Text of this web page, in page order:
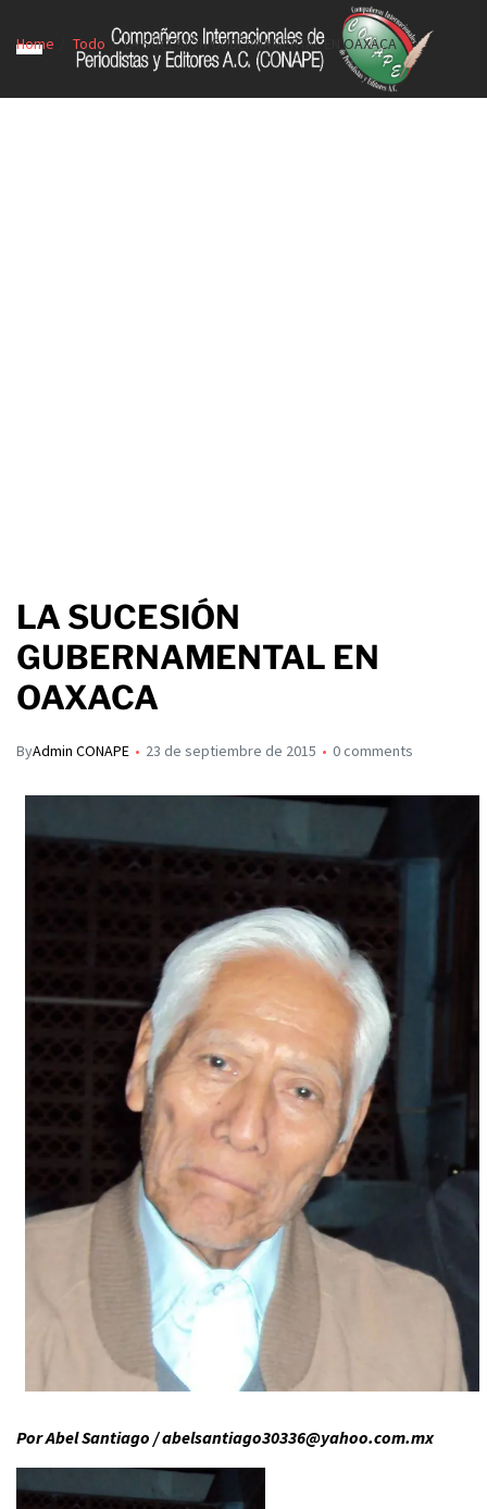
Home Todo LA SUCESIÓN GUBERNAMENTAL EN OAXACA
LA SUCESIÓN
GUBERNAMENTAL EN
OAXACA
ByAdmin CONAPE 23 de septiembre de 2015 0 comments
Por Abel Santiago / abelsantiago30336@yahoo.com.mx